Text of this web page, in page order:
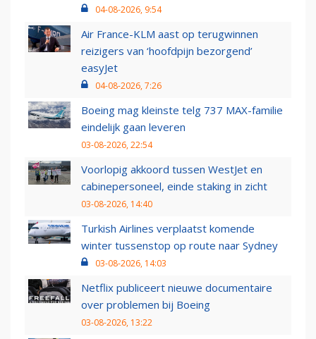
04-08-2026, 9:54
Air France-KLM aast op terugwinnen
reizigers van ‘hoofdpijn bezorgend’
easyJet
04-08-2026, 7:26
Boeing mag kleinste telg 737 MAX-familie
eindelijk gaan leveren
03-08-2026, 22:54
Voorlopig akkoord tussen WestJet en
cabinepersoneel, einde staking in zicht
03-08-2026, 14:40
Turkish Airlines verplaatst komende
winter tussenstop op route naar Sydney
03-08-2026, 14:03
Netflix publiceert nieuwe documentaire
over problemen bij Boeing
03-08-2026, 13:22